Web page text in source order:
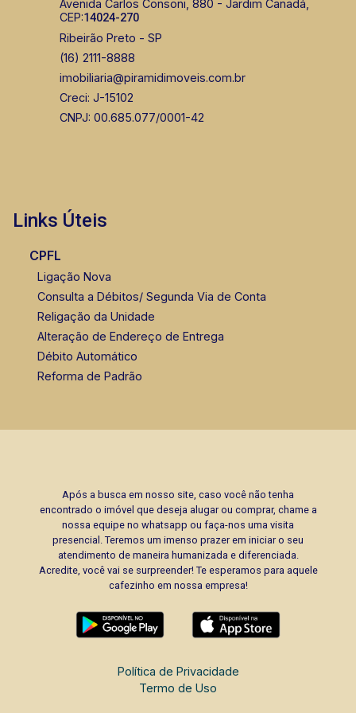
Murilo Bazilio
(16) 98119-7226
Corretor(a) Online
Marcos Antonio Ferreira
CRECI 82740 - Venda
Corretor(a) Online
Avenida Carlos Consoni, 880 - Jardim Canadá,
CEP:14024-270
Ribeirão Preto - SP
(16) 2111-8888
imobiliaria@piramidimoveis.com.br
Creci: J-15102
CNPJ: 00.685.077/0001-42
Links Úteis
CPFL
Ligação Nova
Consulta a Débitos/ Segunda Via de Conta
Religação da Unidade
Alteração de Endereço de Entrega
Débito Automático
Reforma de Padrão
Após a busca em nosso site, caso você não tenha
encontrado o imóvel que deseja alugar ou comprar, chame a
nossa equipe no whatsapp ou faça-nos uma visita
presencial. Teremos um imenso prazer em iniciar o seu
atendimento de maneira humanizada e diferenciada.
Acredite, você vai se surpreender! Te esperamos para aquele
cafezinho em nossa empresa!
Política de Privacidade
Termo de Uso